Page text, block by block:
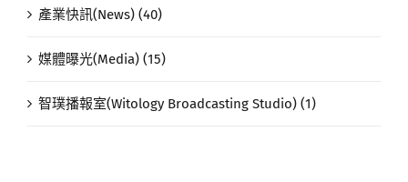
產業快訊(News) (40)
媒體曝光(Media) (15)
智璞播報室(Witology Broadcasting Studio) (1)